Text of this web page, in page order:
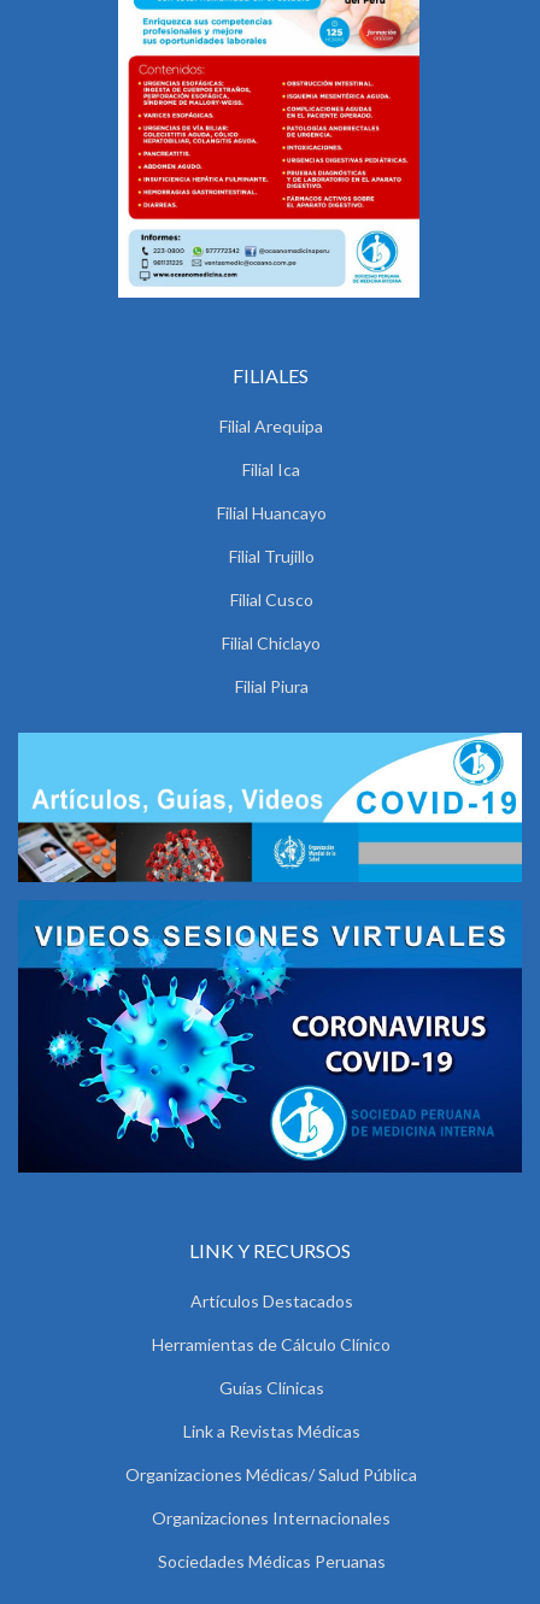
FILIALES
Filial Arequipa
Filial Ica
Filial Huancayo
Filial Trujillo
Filial Cusco
Filial Chiclayo
Filial Piura
LINK Y RECURSOS
Artículos Destacados
Herramientas de Cálculo Clínico
Guías Clínicas
Link a Revistas Médicas
Organizaciones Médicas/ Salud Pública
Organizaciones Internacionales
Sociedades Médicas Peruanas